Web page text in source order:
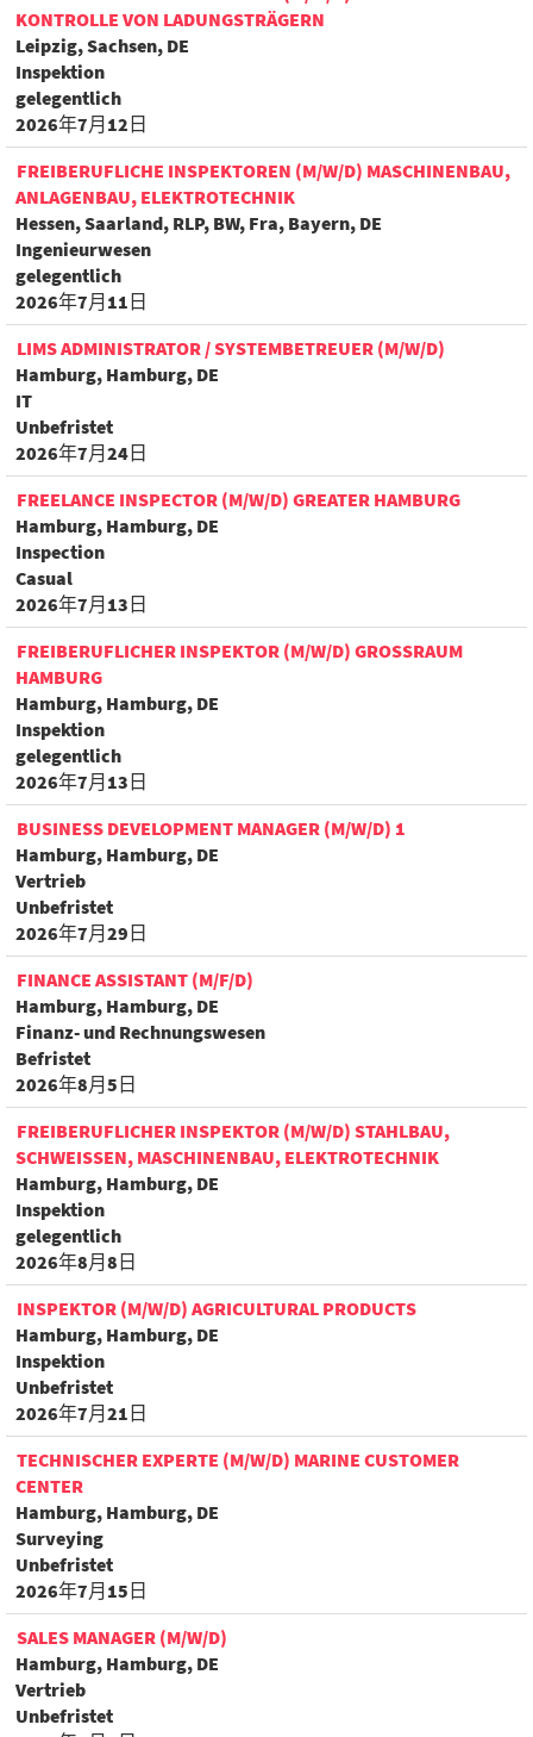
KONTROLLE VON LADUNGSTRÄGERN
Leipzig, Sachsen, DE
Inspektion
gelegentlich
2026年7月12日
FREIBERUFLICHE INSPEKTOREN (M/W/D) MASCHINENBAU,
ANLAGENBAU, ELEKTROTECHNIK
Hessen, Saarland, RLP, BW, Fra, Bayern, DE
Ingenieurwesen
gelegentlich
2026年7月11日
LIMS ADMINISTRATOR / SYSTEMBETREUER (M/W/D)
Hamburg, Hamburg, DE
IT
Unbefristet
2026年7月24日
FREELANCE INSPECTOR (M/W/D) GREATER HAMBURG
Hamburg, Hamburg, DE
Inspection
Casual
2026年7月13日
FREIBERUFLICHER INSPEKTOR (M/W/D) GROSSRAUM H
AMBURG
Hamburg, Hamburg, DE
Inspektion
gelegentlich
2026年7月13日
BUSINESS DEVELOPMENT MANAGER (M/W/D) 1
Hamburg, Hamburg, DE
Vertrieb
Unbefristet
2026年7月29日
FINANCE ASSISTANT (M/F/D)
Hamburg, Hamburg, DE
Finanz- und Rechnungswesen
Befristet
2026年8月5日
FREIBERUFLICHER INSPEKTOR (M/W/D) STAHLBAU,
SCHWEISSEN, MASCHINENBAU, ELEKTROTECHNIK
Hamburg, Hamburg, DE
Inspektion
gelegentlich
2026年8月8日
INSPEKTOR (M/W/D) AGRICULTURAL PRODUCTS
Hamburg, Hamburg, DE
Inspektion
Unbefristet
2026年7月21日
TECHNISCHER EXPERTE (M/W/D) MARINE CUSTOMER
CENTER
Hamburg, Hamburg, DE
Surveying
Unbefristet
2026年7月15日
SALES MANAGER (M/W/D)
Hamburg, Hamburg, DE
Vertrieb
Unbefristet